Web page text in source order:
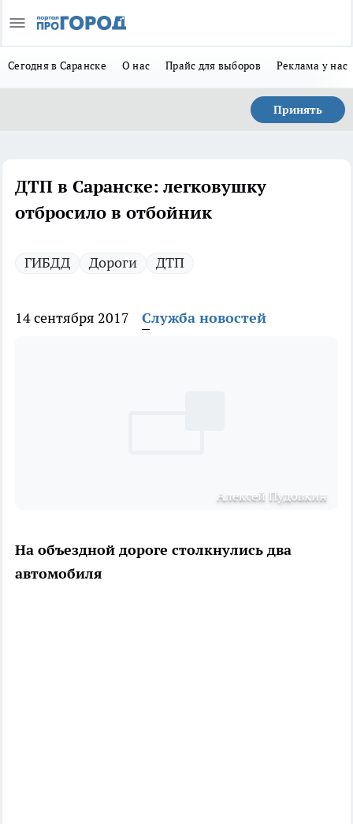
Сегодня в Саранске О нас Прайс для выборов Реклама у нас
Принять
ДТП в Саранске: легковушку
отбросило в отбойник
ГИБДД Дороги ДТП
14 сентября 2017 Служба новостей
Алексей Пудовкин
На объездной дороге столкнулись два
автомобиля